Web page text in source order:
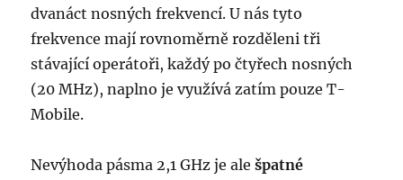
dvanáct nosných frekvencí. U nás tyto
frekvence mají rovnoměrně rozděleni tři
stávající operátoři, každý po čtyřech nosných
(20 MHz), naplno je využívá zatím pouze T-
Mobile.
Nevýhoda pásma 2,1 GHz je alešpatné